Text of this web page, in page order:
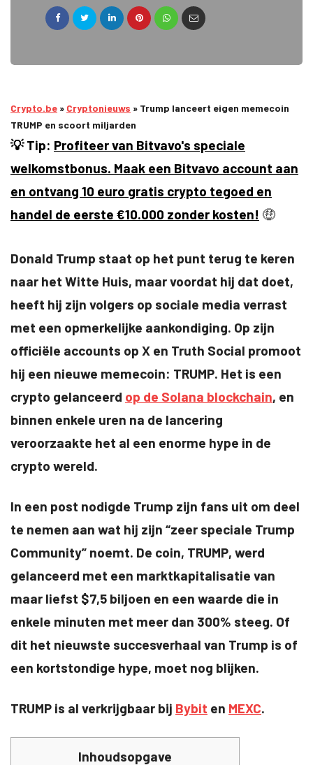
Crypto.be » Cryptonieuws » Trump lanceert eigen memecoin
TRUMP en scoort miljarden
💡 Tip: Profiteer van Bitvavo's speciale
welkomstbonus. Maak een Bitvavo account aan
en ontvang 10 euro gratis crypto tegoed en
handel de eerste €10.000 zonder kosten! 🤑
Donald Trump staat op het punt terug te keren
naar het Witte Huis, maar voordat hij dat doet,
heeft hij zijn volgers op sociale media verrast
met een opmerkelijke aankondiging. Op zijn
officiële accounts op X en Truth Social promoot
hij een nieuwe memecoin: TRUMP. Het is een
crypto gelanceerd op de Solana blockchain, en
binnen enkele uren na de lancering
veroorzaakte het al een enorme hype in de
crypto wereld.
In een post nodigde Trump zijn fans uit om deel
te nemen aan wat hij zijn “zeer speciale Trump
Community” noemt. De coin, TRUMP, werd
gelanceerd met een marktkapitalisatie van
maar liefst $7,5 biljoen en een waarde die in
enkele minuten met meer dan 300% steeg. Of
dit het nieuwste succesverhaal van Trump is of
een kortstondige hype, moet nog blijken.
TRUMP is al verkrijgbaar bij Bybit en MEXC.
Inhoudsopgave